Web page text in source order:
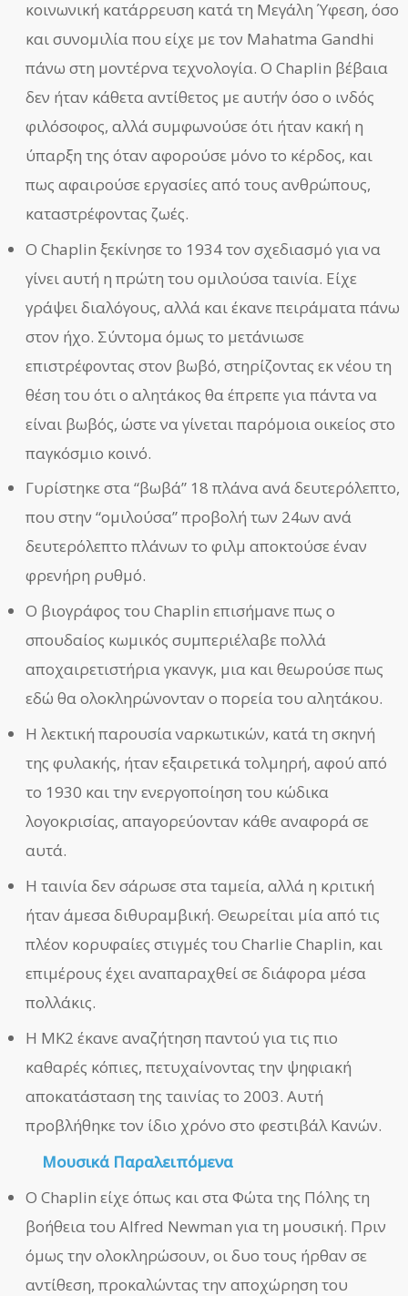
κοινωνική κατάρρευση κατά τη Μεγάλη Ύφεση, όσο
και συνομιλία που είχε με τον Mahatma Gandhi
πάνω στη μοντέρνα τεχνολογία. Ο Chaplin βέβαια
δεν ήταν κάθετα αντίθετος με αυτήν όσο ο ινδός
φιλόσοφος, αλλά συμφωνούσε ότι ήταν κακή η
ύπαρξη της όταν αφορούσε μόνο το κέρδος, και
πως αφαιρούσε εργασίες από τους ανθρώπους,
καταστρέφοντας ζωές.
Ο Chaplin ξεκίνησε το 1934 τον σχεδιασμό για να
γίνει αυτή η πρώτη του ομιλούσα ταινία. Είχε
γράψει διαλόγους, αλλά και έκανε πειράματα πάνω
στον ήχο. Σύντομα όμως το μετάνιωσε
επιστρέφοντας στον βωβό, στηρίζοντας εκ νέου τη
θέση του ότι ο αλητάκος θα έπρεπε για πάντα να
είναι βωβός, ώστε να γίνεται παρόμοια οικείος στο
παγκόσμιο κοινό.
Γυρίστηκε στα “βωβά” 18 πλάνα ανά δευτερόλεπτο,
που στην “ομιλούσα” προβολή των 24ων ανά
δευτερόλεπτο πλάνων το φιλμ αποκτούσε έναν
φρενήρη ρυθμό.
Ο βιογράφος του Chaplin επισήμανε πως ο
σπουδαίος κωμικός συμπεριέλαβε πολλά
αποχαιρετιστήρια γκανγκ, μια και θεωρούσε πως
εδώ θα ολοκληρώνονταν ο πορεία του αλητάκου.
Η λεκτική παρουσία ναρκωτικών, κατά τη σκηνή
της φυλακής, ήταν εξαιρετικά τολμηρή, αφού από
το 1930 και την ενεργοποίηση του κώδικα
λογοκρισίας, απαγορεύονταν κάθε αναφορά σε
αυτά.
Η ταινία δεν σάρωσε στα ταμεία, αλλά η κριτική
ήταν άμεσα διθυραμβική. Θεωρείται μία από τις
πλέον κορυφαίες στιγμές του Charlie Chaplin, και
επιμέρους έχει αναπαραχθεί σε διάφορα μέσα
πολλάκις.
Η MK2 έκανε αναζήτηση παντού για τις πιο
καθαρές κόπιες, πετυχαίνοντας την ψηφιακή
αποκατάσταση της ταινίας το 2003. Αυτή
προβλήθηκε τον ίδιο χρόνο στο φεστιβάλ Κανών.
Μουσικά Παραλειπόμενα
Ο Chaplin είχε όπως και στα Φώτα της Πόλης τη
βοήθεια του Alfred Newman για τη μουσική. Πριν
όμως την ολοκληρώσουν, οι δυο τους ήρθαν σε
αντίθεση, προκαλώντας την αποχώρηση του